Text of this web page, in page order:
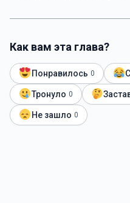
Как вам эта глава?
Понравилось 0
Тронуло 0
Не зашло 0